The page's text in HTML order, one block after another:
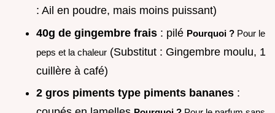
: Ail en poudre, mais moins puissant)
40g de gingembre frais : pilé Pourquoi ? Pour le
peps et la chaleur (Substitut : Gingembre moulu, 1
cuillère à café)
2 gros piments type piments bananes :